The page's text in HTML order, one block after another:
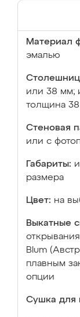
Материал
эмалью
или 38 мм;
толщина
Стеновая
или с
Габариты:
размера
Цвет: на
Выкатные
Blum
плавным
опции
Сушка для